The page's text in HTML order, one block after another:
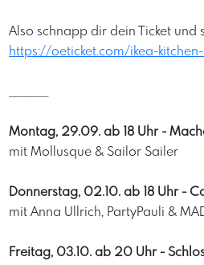
Also schnapp dir dein Ticket und
https://oeticket.com/ikea-
Montag, 29.09. ab 18 Uhr -
mit Mollusque & Sailor Sailer
Donnerstag, 02.10. ab 18 Uhr -
mit Anna Ullrich, PartyPauli &
Freitag, 03.10. ab 20 Uhr -